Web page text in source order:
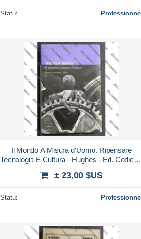
Statut Professionnel
Il Mondo A Misura d'Uomo. Ripensare
Tecnologia E Cultura - Hughes - Ed. Codice -
± 23,00 $US
Statut Professionnel